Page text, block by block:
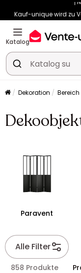
Kauf-unique wird zu
-10% ab €450
Katalog
Dekoration Bereich
Paravent
Alle Filter
858 Produkte